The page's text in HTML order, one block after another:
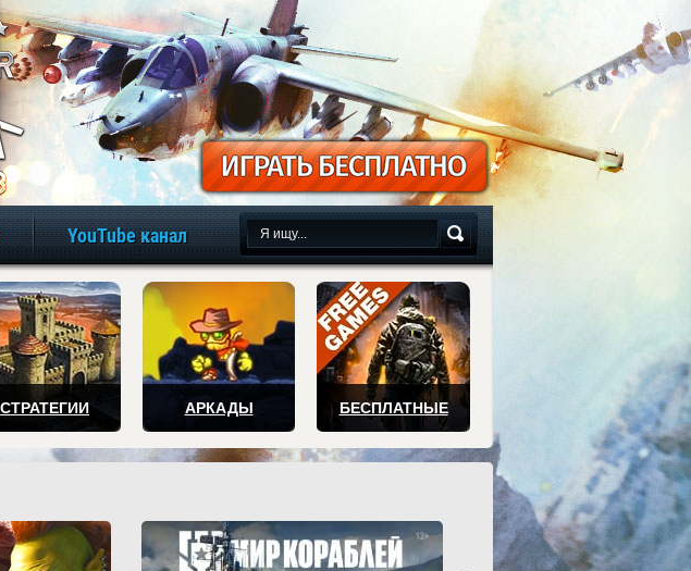
игры онлайн бесплатно
YouTube канал
СТРАТЕГИИ АРКАДЫ БЕСПЛАТНЫЕ